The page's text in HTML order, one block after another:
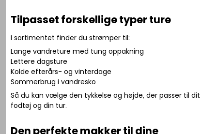
Tilpasset forskellige typer ture
I sortimentet finder du strømper til:
Lange vandreture med tung oppakning
Lettere dagsture
Kolde efterårs- og vinterdage
Sommerbrug i vandresko
Så du kan vælge den tykkelse og højde, der passer til dit
fodtøj og din tur.
Den perfekte makker til dine